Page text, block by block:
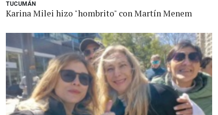
TUCUMÁN
Karina Milei hizo "hombrito" con Martín Menem